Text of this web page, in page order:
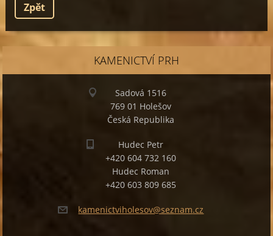
Zpět
KAMENICTVÍ PRH
Sadová 1516
769 01 Holešov
Česká Republika
Hudec Petr
+420 604 732 160
Hudec Roman
+420 603 809 685
kamenictviholesov@seznam.cz